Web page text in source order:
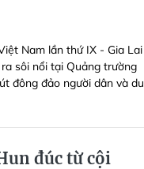
Nam lần thứ IX - Gia Lai
sôi nổi tại Quảng trường
đông đảo người dân và du
đúc từ cội